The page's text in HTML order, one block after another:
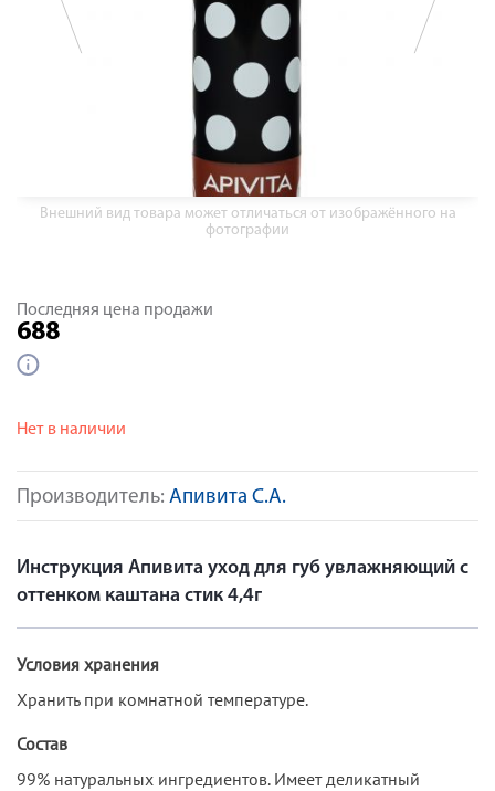
Внешний вид товара может отличаться от изображённого на
фотографии
Производитель: Апивита С.А.
Последняя цена продажи
688
Нет в наличии
Инструкция Апивита уход для губ увлажняющий с
оттенком каштана стик 4,4г
Условия хранения
Хранить при комнатной температуре.
Состав
99% натуральных ингредиентов. Имеет деликатный